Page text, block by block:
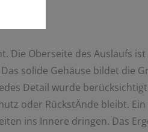
Die Oberseite des Auslaufs
solide Gehäuse bildet die
Detail wurde
oder RückstÄnde bleibt.
ins Innere dringen. Das